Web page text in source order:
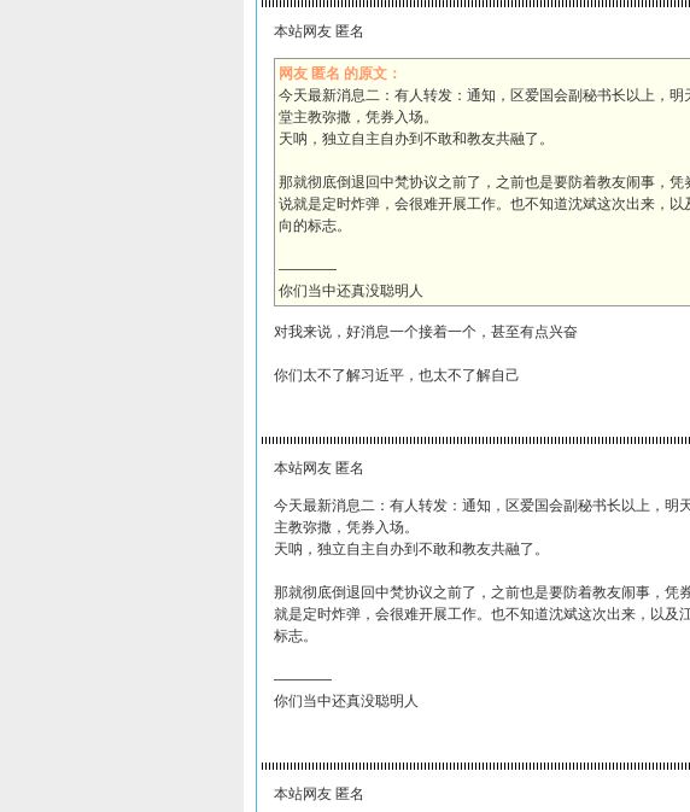
本站网友 匿名
网友 匿名 的原文：
今天最新消息二：有人转发：通知，区爱国会副秘书长以上，
堂主教弥撒，凭券入场。
天呐，独立自主自办到不敢和教友共融了。
那就彻底倒退回中梵协议之前了，之前也是要防着教友闹事，
说就是定时炸弹，会很难开展工作。也不知道沈斌这次出来，
向的标志。
————
你们当中还真没聪明人
对我来说，好消息一个接着一个，甚至有点兴奋
你们太不了解习近平，也太不了解自己
本站网友 匿名
今天最新消息二：有人转发：通知，区爱国会副秘书长以上，明
主教弥撒，凭券入场。
天呐，独立自主自办到不敢和教友共融了。
那就彻底倒退回中梵协议之前了，之前也是要防着教友闹事，凭
就是定时炸弹，会很难开展工作。也不知道沈斌这次出来，以及
标志。
————
你们当中还真没聪明人
本站网友 匿名